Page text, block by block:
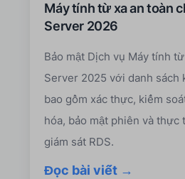
Máy tính từ xa an toàn
Server 2026
Bảo mật Dịch vụ Máy tính
Server 2025 với danh sách
bao gồm xác thực, kiểm
hóa, bảo mật phiên và thực
giám sát RDS.
Đọc bài viết →